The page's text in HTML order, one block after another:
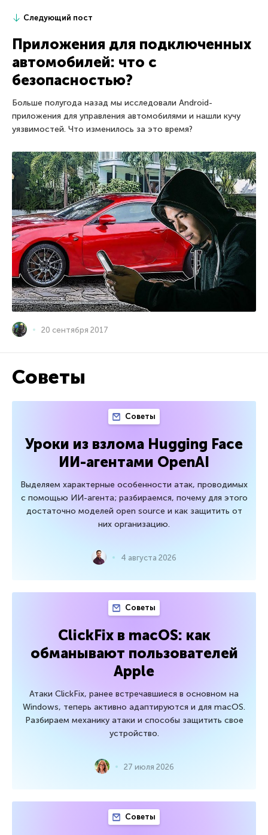
Следующий пост
Приложения для подключенных
автомобилей: что с
безопасностью?
Больше полугода назад мы исследовали Android-
приложения для управления автомобилями и нашли кучу
уязвимостей. Что изменилось за это время?
20 сентября 2017
Советы
Советы
Уроки из взлома Hugging Face
ИИ-агентами OpenAI
Выделяем характерные особенности атак, проводимых
с помощью ИИ-агента; разбираемся, почему для этого
достаточно моделей open source и как защитить от
них организацию.
4 августа 2026
Советы
ClickFix в macOS: как
обманывают пользователей
Apple
Атаки ClickFix, ранее встречавшиеся в основном на
Windows, теперь активно адаптируются и для macOS.
Разбираем механику атаки и способы защитить свое
устройство.
27 июля 2026
Советы